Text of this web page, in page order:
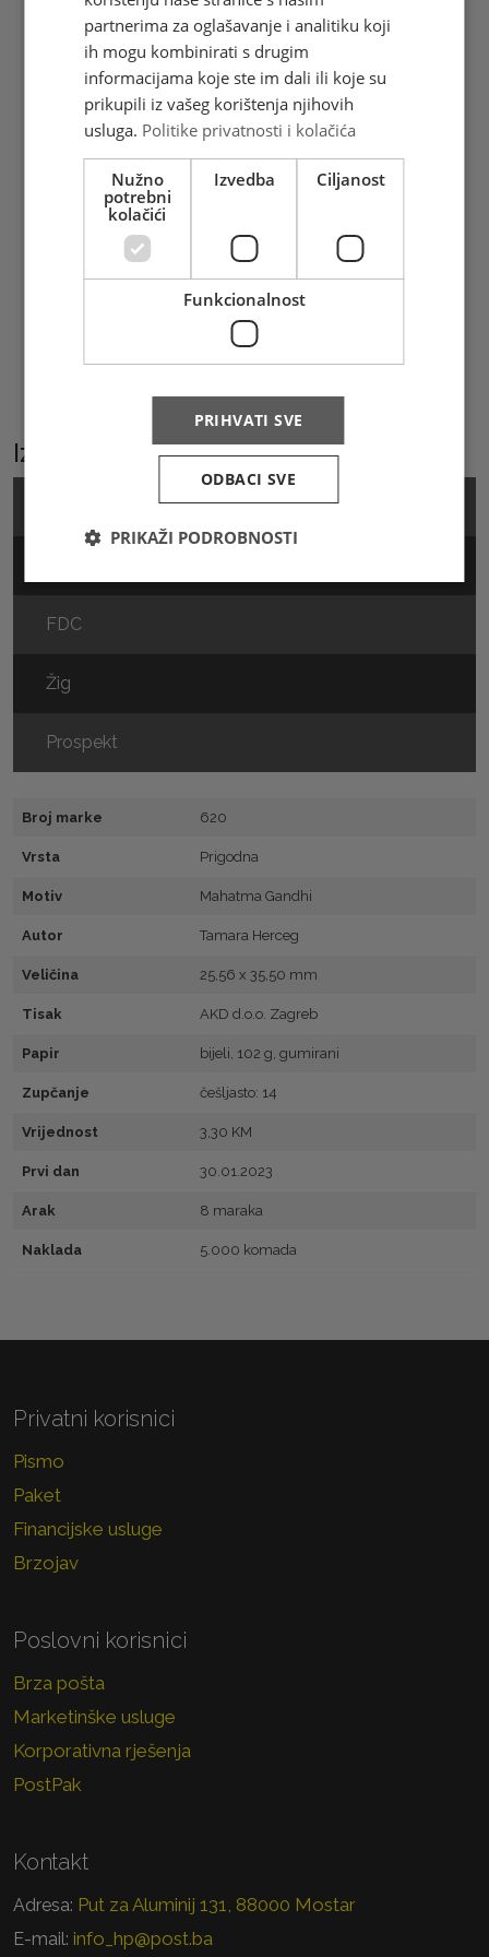
Gandhijeva učenja, poruke
nenasilja i štrajkovi glađu postala su
inspiracija nenasilnim pokretima u drugim
dijelovima svijeta. Mahatmu Gandhija 30.
siječnja 1948. godine usmrtio je hindu
tradicionalist Nathuram Godse jer je
smatrao da narušava indijsku tradiciju i
religiju. (Željka Šaravanja)
Hrvatska pošta d.o.o. Mostar izdala je 1
prigodnu poštansku marku u arku od 8
maraka, žig i omotnicu prvoga dana
Izaberite podkategoriju
FDC
Žig
Prospekt
Broj marke 620
Vrsta Prigodna
Motiv Mahatma Gandhi
Autor Tamara Herceg
Veličina 25,56 x 35,50 mm
Tisak AKD d.o.o. Zagreb
Papir bijeli, 102 g, gumirani
Zupčanje češljasto: 14
Vrijednost 3,30 KM
Prvi dan 30.01.2023
Arak 8 maraka
Naklada 5.000 komada
Privatni korisnici
Pismo
Paket
Financijske usluge
Brzojav
Poslovni korisnici
Brza pošta
Marketinške usluge
Korporativna rješenja
PostPak
Kontakt
Adresa: Put za Aluminij 131, 88000 Mostar
E-mail: info_hp@post.ba
partnerima za oglašavanje i analitiku koji
ih mogu kombinirati s drugim
informacijama koje ste im dali ili koje su
prikupili iz vašeg korištenja njihovih
usluga. Politike privatnosti i kolačića
Nužno
potrebni
kolačići
Izvedba Ciljanost
Funkcionalnost
PRIHVATI SVE
ODBACI SVE
PRIKAŽI PODROBNOSTI